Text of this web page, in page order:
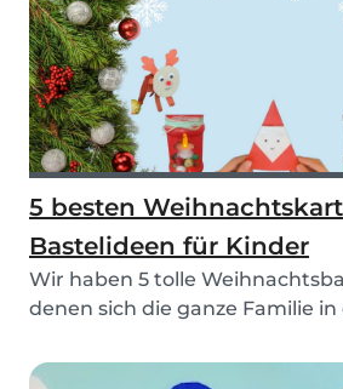
5 besten
Bastelideen für Kinder
Wir haben 5 tolle
denen sich die ganze Familie in